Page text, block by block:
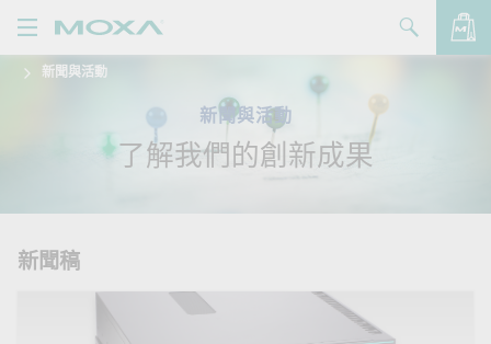
品 新聞與活動
新聞與活動
了解我們的創新成果
新聞稿
查看詢價明細